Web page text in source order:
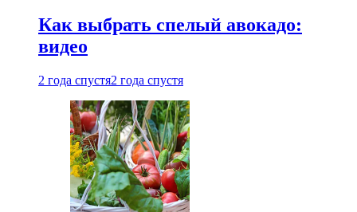
Как выбрать спелый авокадо:
видео
2 года спустя2 года спустя